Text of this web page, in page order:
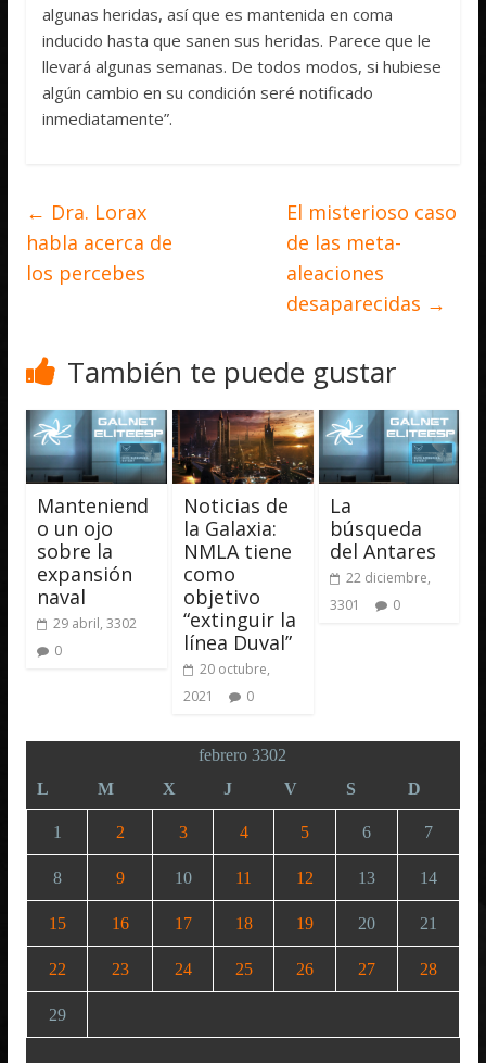
algunas heridas, así que es mantenida en coma
inducido hasta que sanen sus heridas. Parece que le
llevará algunas semanas. De todos modos, si hubiese
algún cambio en su condición seré notificado
inmediatamente”.
← Dra. Lorax
habla acerca de
los percebes
El misterioso caso
de las meta-
aleaciones
desaparecidas →
También te puede gustar
Manteniend
o un ojo
sobre la
expansión
naval
29 abril, 3302
0
Noticias de
la Galaxia:
NMLA tiene
como
objetivo
“extinguir la
línea Duval”
20 octubre,
2021
0
La
búsqueda
del Antares
22 diciembre,
3301
0
febrero 3302
L
M X J V S D
1 2 3 4 5 6 7
8 9 10 11 12 13 14
15 16 17 18 19 20 21
22 23 24 25 26 27 28
29